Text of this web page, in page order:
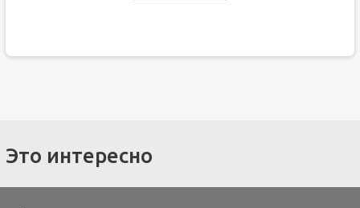
Это интересно